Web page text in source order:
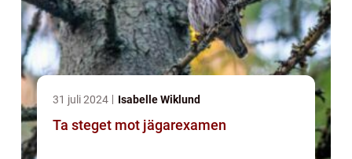
31 juli 2024 Isabelle Wiklund
Ta steget mot jägarexamen